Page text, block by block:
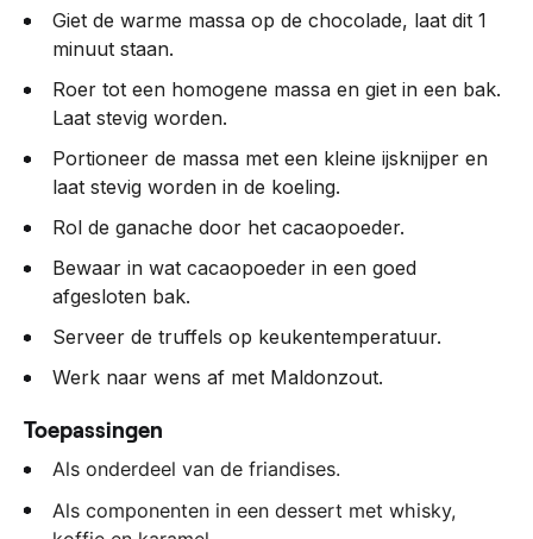
Giet de warme massa op de chocolade, laat dit 1
minuut staan.
Roer tot een homogene massa en giet in een bak.
Laat stevig worden.
Portioneer de massa met een kleine ijsknijper en
laat stevig worden in de koeling.
Rol de ganache door het cacaopoeder.
Bewaar in wat cacaopoeder in een goed
afgesloten bak.
Serveer de truffels op keukentemperatuur.
Werk naar wens af met Maldonzout.
Toepassingen
Als onderdeel van de friandises.
Als componenten in een dessert met whisky,